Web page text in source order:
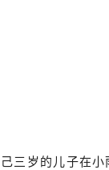
三岁的儿子在